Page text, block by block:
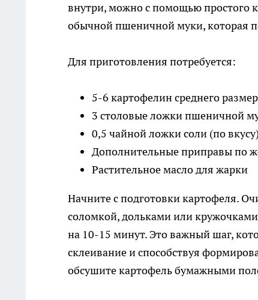
внутри, можно с помощью простого
обычной пшеничной муки, которая
Для приготовления потребуется:
5-6 картофелин среднего
3 столовые ложки пшеничной
0,5 чайной ложки соли (по вкусу)
Дополнительные приправы по
Растительное масло для жарки
Начните с подготовки картофеля.
соломкой, дольками или
на 10-15 минут. Это важный шаг,
склеивание и способствуя
обсушите картофель бумажными